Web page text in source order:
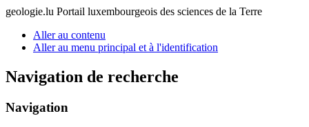
geologie.lu Portail luxembourgeois des sciences de la Terre
Aller au contenu
Aller au menu principal et à l'identification
Navigation de recherche
Navigation